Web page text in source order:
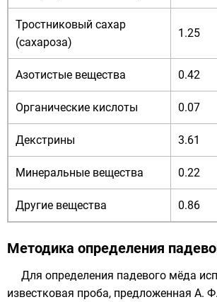
Тростниковый сахар
(сахароза)
1.25
Азотистые вещества 0.42
Органические кислоты 0.07
Декстрины 3.61
Минеральные вещества 0.22
Другие вещества 0.86
Методика определения
Для определения падевого мёда
известковая проба, предложенная А.